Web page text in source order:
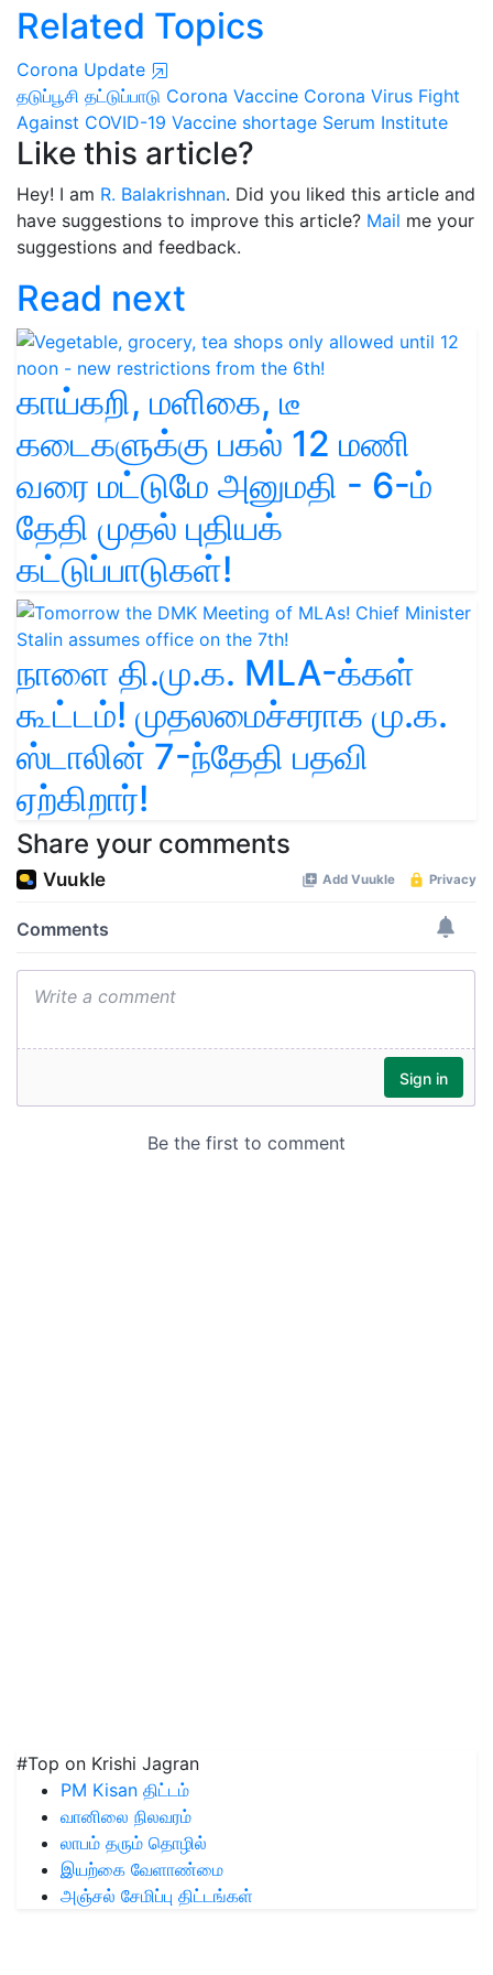
Related Topics
Corona Update
தடுப்பூசி தட்டுப்பாடு Corona Vaccine Corona Virus Fight
Against COVID-19 Vaccine shortage Serum Institute
Like this article?
Hey! I am R. Balakrishnan. Did you liked this article and
have suggestions to improve this article? Mail me your
suggestions and feedback.
Read next
காய்கறி, மளிகை, டீ
கடைகளுக்கு பகல் 12 மணி
வரை மட்டுமே அனுமதி - 6-ம்
தேதி முதல் புதியக்
கட்டுப்பாடுகள்!
நாளை தி.மு.க. MLA-க்கள்
கூட்டம்! முதலமைச்சராக மு.க.
ஸ்டாலின் 7-ந்தேதி பதவி
ஏற்கிறார்!
Share your comments
#Top on Krishi Jagran
PM Kisan திட்டம்
வானிலை நிலவரம்
லாபம் தரும் தொழில்
இயற்கை வேளாண்மை
அஞ்சல் சேமிப்பு திட்டங்கள்